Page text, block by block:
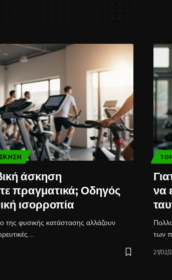
άσκηση
πραγματικά; Οδηγός
ισορροπία
της φυσικής κατάστασης αλλάζουν
να
των
21/02/